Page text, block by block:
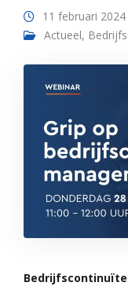
11 februari 2024
Actueel,